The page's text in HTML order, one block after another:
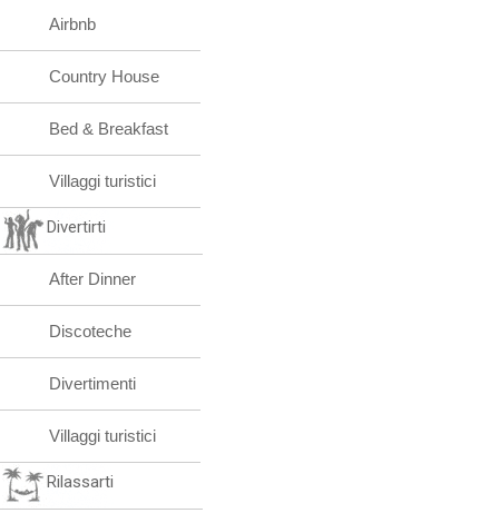
Airbnb
Country House
Bed & Breakfast
Villaggi turistici
Divertirti
After Dinner
Discoteche
Divertimenti
Villaggi turistici
Rilassarti